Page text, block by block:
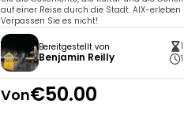
auf einer Reise durch die Stadt. AIX-
Verpassen Sie es nicht!
Bereitgestellt von
Benjamin Reilly
Von€50.00